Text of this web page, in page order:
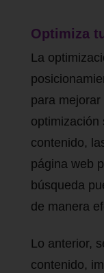
Optimiza
La
para
optimización
contenido,
página web
búsqueda
de manera
Lo anterior,
contenido,